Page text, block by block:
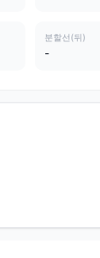
분할선(뒤)
-